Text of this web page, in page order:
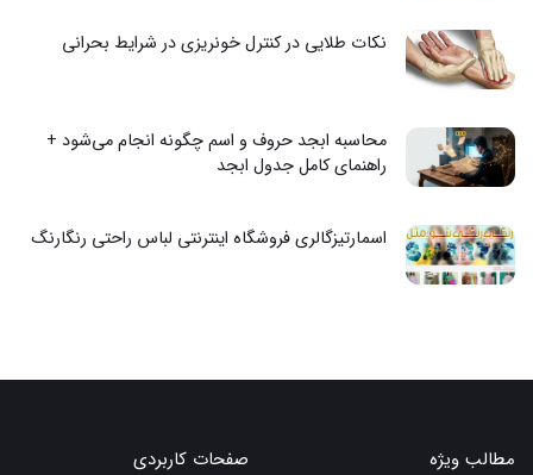
نکات طلایی در کنترل خونریزی در شرایط بحرانی
محاسبه ابجد حروف و اسم چگونه انجام می‌شود +
راهنمای کامل جدول ابجد
اسمارتیزگالری فروشگاه اینترنتی لباس راحتی رنگارنگ
مطالب ویژه صفحات کاربردی